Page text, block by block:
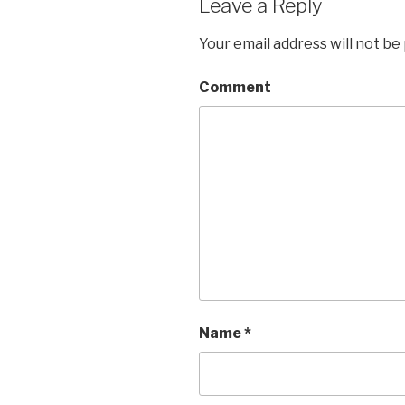
Leave a Reply
Your email address will not be
Comment
Name*